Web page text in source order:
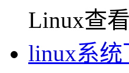
Linux查
linux系统